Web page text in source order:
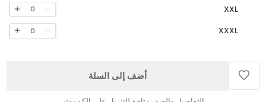
XXL
0
XXXL
0
أضف إلى السلة